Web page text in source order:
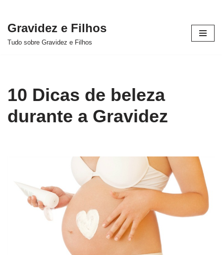
Pular
Gravidez e Filhos
Tudo sobre Gravidez e Filhos
10 Dicas de beleza
durante a Gravidez